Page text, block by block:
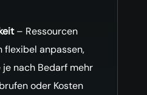
– Ressourcen
flexibel anpassen,
je nach Bedarf mehr
oder Kosten